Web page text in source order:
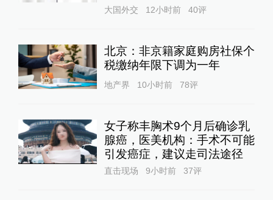
大国外交 12小时前 40评
北京：非京籍家庭购房社保个
税缴纳年限下调为一年
地产界 10小时前 78评
女子称丰胸术9个月后确诊乳
腺癌，医美机构：手术不可能
引发癌症，建议走司法途径
直击现场 9小时前 37评